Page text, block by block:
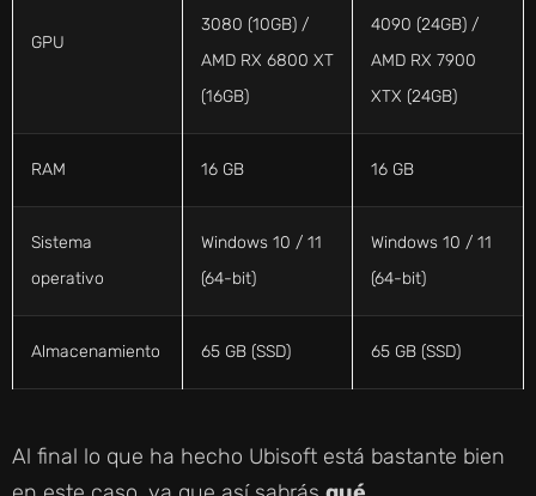
GPU
3080 (10GB) /
AMD RX 6800 XT
(16GB)
4090 (24GB) /
AMD RX 7900
XTX (24GB)
RAM 16 GB 16 GB
Sistema
operativo
Windows 10 / 11
(64-bit)
Windows 10 / 11
(64-bit)
Almacenamiento 65 GB (SSD) 65 GB (SSD)
Al final lo que ha hecho Ubisoft está bastante bien